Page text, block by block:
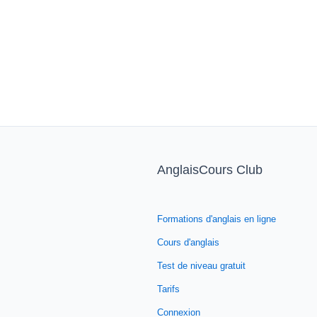
AnglaisCours Club
Formations d'anglais en ligne
Cours d'anglais
Test de niveau gratuit
Tarifs
Connexion